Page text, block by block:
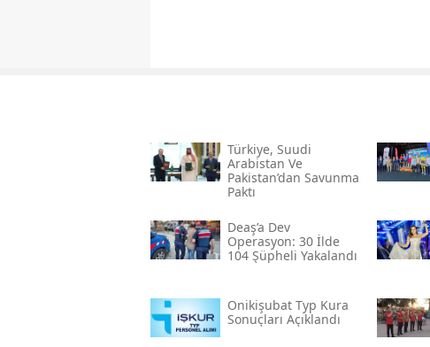
Türkiye, Suudi
Arabistan Ve
Pakistan’dan Savunma
Paktı
Deaş’a Dev
Operasyon: 30 İlde
104 Şüpheli Yakalandı
Onikişubat Typ Kura
Sonuçları Açıklandı